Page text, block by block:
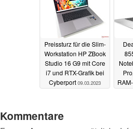
Preissturz für die Slim-
Workstation HP ZBook
Studio 16 G9 mit Core
i7 und RTX-Grafik bei
Cyberport 09.03.2023
Kommentare